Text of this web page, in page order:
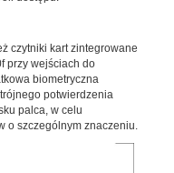
czytniki kart zintegrowane
przy wejściach do
biometryczna
potwierdzenia
palca, w celu
o szczególnym znaczeniu.